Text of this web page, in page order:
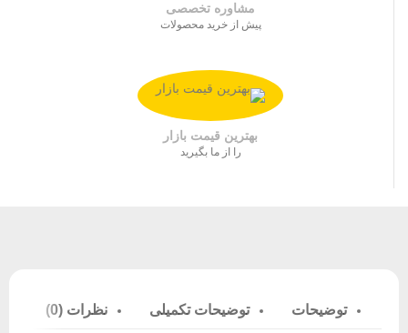
مشاوره تخصصی
پیش از خرید محصولات
بهترین قیمت بازار
را از ما بگیرید
توضیحات توضیحات تکمیلی نظرات (0)